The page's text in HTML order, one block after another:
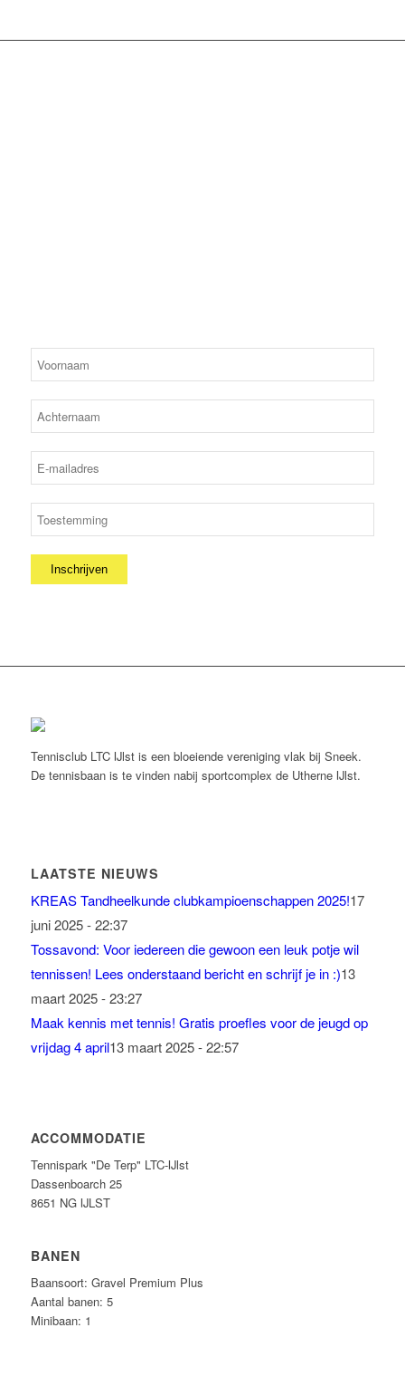
Tennisclub LTC IJlst is een bloeiende vereniging vlak bij Sneek.
De tennisbaan is te vinden nabij sportcomplex de Utherne IJlst.
LAATSTE NIEUWS
KREAS Tandheelkunde clubkampioenschappen 2025!17
juni 2025 - 22:37
Tossavond: Voor iedereen die gewoon een leuk potje wil
tennissen! Lees onderstaand bericht en schrijf je in :)13
maart 2025 - 23:27
Maak kennis met tennis! Gratis proefles voor de jeugd op
vrijdag 4 april13 maart 2025 - 22:57
ACCOMMODATIE
Tennispark "De Terp" LTC-IJlst
Dassenboarch 25
8651 NG IJLST
BANEN
Baansoort: Gravel Premium Plus
Aantal banen: 5
Minibaan: 1